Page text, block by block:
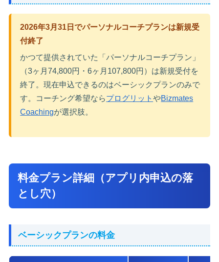
2026年3月31日でパーソナルコーチプランは新規受
付終了
かつて提供されていた「パーソナルコーチプラン」
（3ヶ月74,800円・6ヶ月107,800円）は新規受付を
終了。現在申込できるのはベーシックプランのみで
す。コーチング希望ならプログリットやBizmates
Coachingが選択肢。
料金プラン詳細（アプリ内申込の落
とし穴）
ベーシックプランの料金